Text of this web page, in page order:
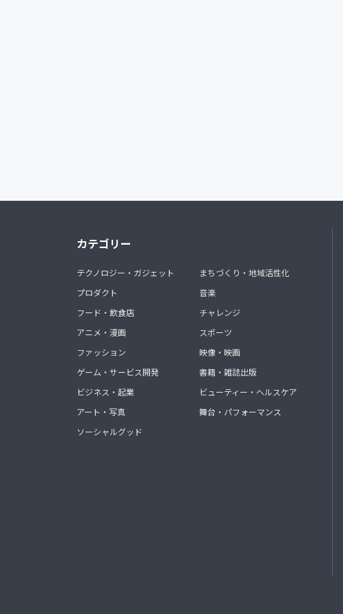
カテゴリー
テクノロジー・ガジェット
プロダクト
フード・飲食店
アニメ・漫画
ファッション
ゲーム・サービス開発
ビジネス・起業
アート・写真
ソーシャルグッド
まちづくり・地域活性化
音楽
チャレンジ
スポーツ
映像・映画
書籍・雑誌出版
ビューティー・ヘルスケア
舞台・パフォーマンス